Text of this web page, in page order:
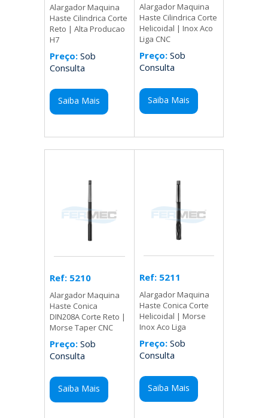
Alargador Maquina
Haste Cilindrica Corte
Reto | Alta Producao
H7
Preço: Sob
Consulta
Saiba Mais
Alargador Maquina
Haste Cilindrica Corte
Helicoidal | Inox Aco
Liga CNC
Preço:Sob
Consulta
Saiba Mais
Ref: 5210
Alargador Maquina
Haste Conica
DIN208A Corte Reto |
Morse Taper CNC
Preço: Sob
Consulta
Saiba Mais
Ref: 5211
Alargador Maquina
Haste Conica Corte
Helicoidal | Morse
Inox Aco Liga
Preço:Sob
Consulta
Saiba Mais